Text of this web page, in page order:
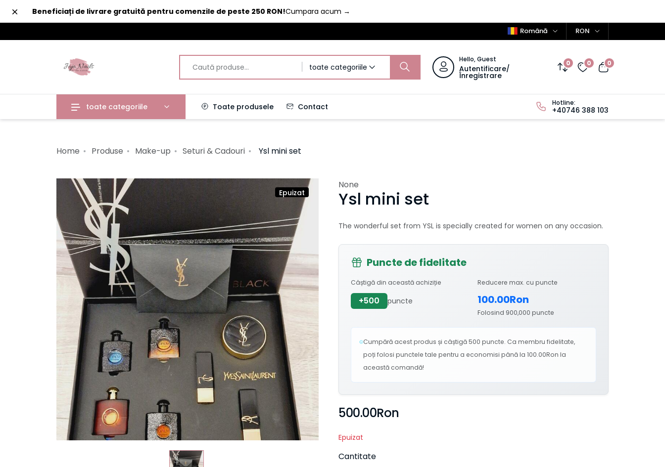
Beneficiați de livrare gratuită pentru comenzile de peste 250 RON!Cumpara acum →
Închide
Română RON
toate categoriile
Hello, Guest
Autentificare/
Înregistrare
0 0 0
toate categoriile Toate produsele Contact Hotline:
+40746 388 103
Home Produse Make-up Seturi & Cadouri Ysl mini set
Epuizat
None
Ysl mini set
The wonderful set from YSL is specially created for women on any occasion.
Puncte de fidelitate
Câștigă din această achiziție
+500 puncte
Reducere max. cu puncte
100.00Ron
Folosind 900,000 puncte
Cumpără acest produs și câștigă 500 puncte. Ca membru fidelitate,
poți folosi punctele tale pentru a economisi până la 100.00Ron la
această comandă!
500.00Ron
Epuizat
Cantitate